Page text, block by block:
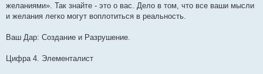
желаниями». Так знайте - это о вас. Дело в том, что все ваши мысли
и желания легко могут воплотиться в реальность.
Ваш Дар: Создание и Разрушение.
Цифра 4. Элементалист